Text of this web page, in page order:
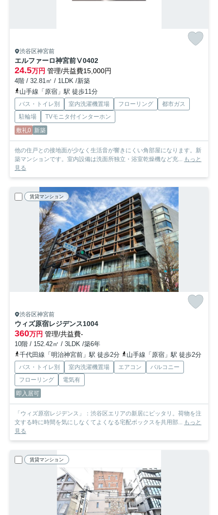
渋谷区神宮前
エルファーロ神宮前Ⅴ0402
24.5万円 管理/共益費15,000円
4階 / 32.81㎡ / 1LDK /新築
山手線「原宿」駅 徒歩11分
バス・トイレ別 室内洗濯機置場 フローリング
都市ガス
駐輪場
TVモニタ付インターホン
敷礼0 新築
他の住戸との接地面が少なく生活音が響きにくい角部屋になります。新
築マンションです。室内設備は洗面所独立・浴室乾燥機など充... もっと
見る
賃貸マンション
渋谷区神宮前
ウィズ原宿レジデンス1004
360万円 管理/共益費-
10階 / 152.42㎡ / 3LDK /築6年
千代田線「明治神宮前」駅 徒歩2分
山手線「原宿」駅 徒歩2分
バス・トイレ別 室内洗濯機置場 エアコン
バルコニー
フローリング
電気有
即入居可
「ウィズ原宿レジデンス」：渋谷区エリアの新居にピッタリ。荷物を注
文する時に時間を気にしなくてよくなる宅配ボックスを共用部... もっと
見る
賃貸マンション